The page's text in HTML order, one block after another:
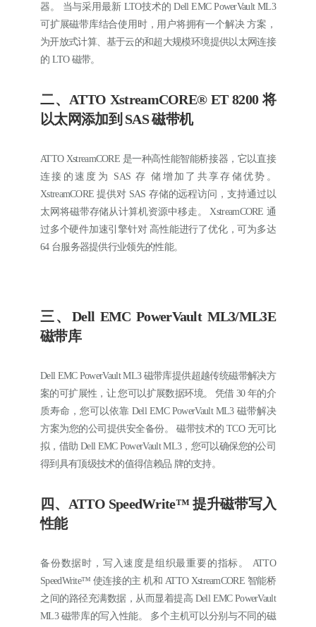
器。 当与采用最新 LTO技术的 Dell EMC PowerVault ML3
可扩展磁带库结合使用时，用户将拥有一个解决 方案，
为开放式计算、基于云的和超大规模环境提供以太网连接
的 LTO 磁带。
二、ATTO XstreamCORE® ET 8200 将
以太网添加到 SAS 磁带机
ATTO XstreamCORE 是一种高性能智能桥接器，它以直接
连接的速度为 SAS 存 储增加了共享存储优势。
XstreamCORE 提供对 SAS 存储的远程访问，支持通过以
太网将磁带存储从计算机资源中移走。 XstreamCORE 通
过多个硬件加速引擎针对 高性能进行了优化，可为多达
64 台服务器提供行业领先的性能。
三、Dell EMC PowerVault ML3/ML3E
磁带库
Dell EMC PowerVault ML3 磁带库提供超越传统磁带解决方
案的可扩展性，让 您可以扩展数据环境。 凭借 30 年的介
质寿命，您可以依靠 Dell EMC PowerVault ML3 磁带解决
方案为您的公司提供安全备份。 磁带技术的 TCO 无可比
拟，借助 Dell EMC PowerVault ML3，您可以确保您的公司
得到具有顶级技术的值得信赖品 牌的支持。
四、ATTO SpeedWrite™ 提升磁带写入
性能
备份数据时，写入速度是组织最重要的指标。 ATTO
SpeedWrite™ 使连接的主 机和 ATTO XstreamCORE 智能桥
之间的路径充满数据，从而显着提高 Dell EMC PowerVault
ML3 磁带库的写入性能。 多个主机可以分别与不同的磁